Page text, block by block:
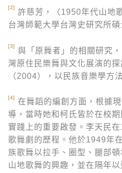
[2]
許慈芳，〈1950年代山地
台灣師範大學台灣史研究所
[3] 與「原舞者」的相關研究
灣原住民樂舞與文化展演的
（2004），以民族音樂學方
[4]
在舞蹈的編創方面，根據
導，當時她和柯氏皆於在校
實踐上的重要啟發。李天民
歌舞劇的歷程。他於1949年
族歌舞以拉手、圈型、腿部
山地歌舞的興趣，並在隔年以